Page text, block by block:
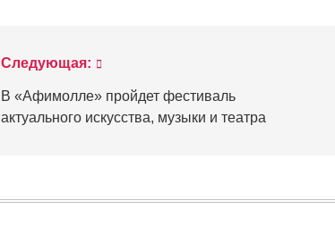
Следующая:
В «Афимолле» пройдет фестиваль
актуального искусства, музыки и театра